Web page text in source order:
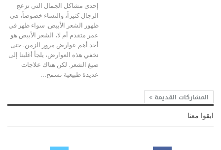
إحدى مشاكل الجمال التي تزعج
الرجال كثيراً، والنساء خصوصاً، هي
ظهور الشعر الأبيض. سواء ظهر في
عمر متقدم أم لا، الشعر الأبيض هو
أحد أهم عوارض مرور الزمن. حتى
نخفي هذه العوارض، يلجأ أغلبنا إلى
صبغ الشعر. لكن هناك علاجات
عديدة طبيعية تسمح…
المشاركات القديمة
ابقوا معنا